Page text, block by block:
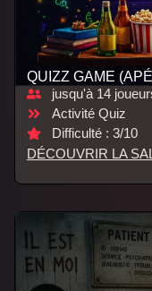
QUIZZ GAME
jusqu'à 14
Activité Quiz
Difficulté : 3/10
DÉCOUVRIR LA